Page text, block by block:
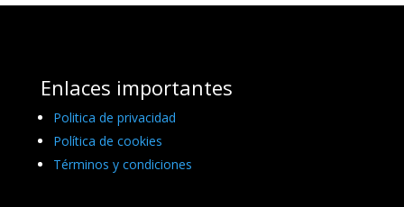
Enlaces importantes
Politica de privacidad
Política de cookies
Términos y condiciones